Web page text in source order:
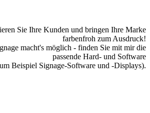
Sie Ihre Kunden und bringen Ihre Marke
farbenfroh zum Ausdruck!
macht's möglich - finden Sie mit mir die
passende Hard- und Software
Beispiel Signage-Software und -Displays).